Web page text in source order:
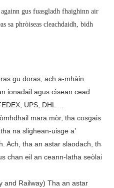
gus fuasgladh fhaighinn air
sa phròiseas cleachdaidh, bidh
gu doras, ach a-mhàin
ionadail agus cìsean cead
UPS, DHL ...
mara mòr, tha cosgais
na slighean-uisge a’
Ach, tha an astar slaodach, tha
chan eil an ceann-latha seòlaidh
and Railway) Tha an astar